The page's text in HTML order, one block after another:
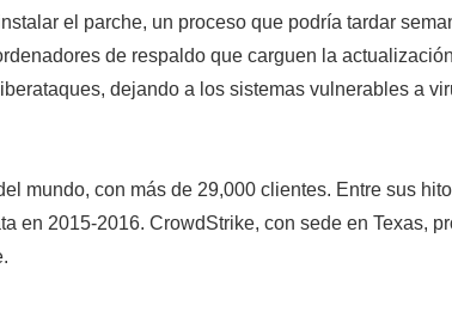
el parche, un proceso que podría tardar
de respaldo que carguen la
dejando a los sistemas vulnerables a
mundo, con más de 29,000 clientes. Entre sus
en 2015-2016. CrowdStrike, con sede en Texas,